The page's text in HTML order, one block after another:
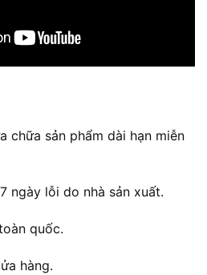
chữa sản phẩm dài hạn miễn
ngày lỗi do nhà sản xuất.
quốc.
hàng.